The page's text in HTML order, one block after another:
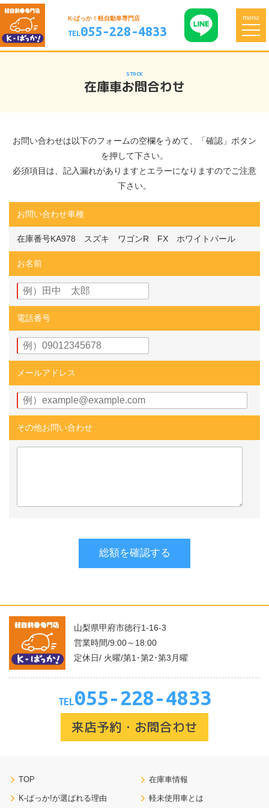
K-ばっか！軽自動車専門店
TEL055-228-4833
menu
STOCK
在庫車お問合わせ
お問い合わせは以下のフォームの空欄をうめて、「確認」ボタン
を押して下さい。
必須項目は、記入漏れがありますとエラーになりますのでご注意
下さい。
お問い合わせ車種
在庫番号KA978 スズキ ワゴンR FX ホワイトパール
お名前
電話番号
メールアドレス
その他お問い合わせ
山梨県甲府市徳行1-16-3
営業時間/9:00～18:00
定休日/ 火曜/第1･第2･第3月曜
TEL055-228-4833
来店予約・お問合わせ
TOP 在庫車情報
K-ばっか!が選ばれる理由 軽未使用車とは